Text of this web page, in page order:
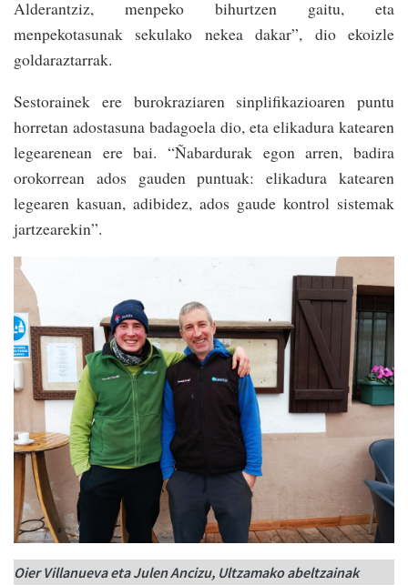
Alderantziz, menpeko bihurtzen gaitu, eta
menpekotasunak sekulako nekea dakar”, dio ekoizle
goldaraztarrak.
Sestorainek ere burokraziaren sinplifikazioaren puntu
horretan adostasuna badagoela dio, eta elikadura katearen
legearenean ere bai. “Ñabardurak egon arren, badira
orokorrean ados gauden puntuak: elikadura katearen
legearen kasuan, adibidez, ados gaude kontrol sistemak
jartzearekin”.
Oier Villanueva eta Julen Ancizu, Ultzamako abeltzainak